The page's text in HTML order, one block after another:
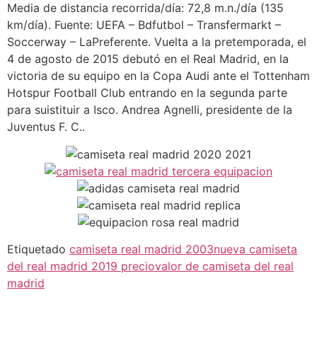
Media de distancia recorrida/día: 72,8 m.n./día (135
km/día). Fuente: UEFA – Bdfutbol – Transfermarkt –
Soccerway – LaPreferente. Vuelta a la pretemporada, el
4 de agosto de 2015 debutó en el Real Madrid, en la
victoria de su equipo en la Copa Audi ante el Tottenham
Hotspur Football Club entrando en la segunda parte
para suistituir a Isco. Andrea Agnelli, presidente de la
Juventus F. C..
Etiquetado camiseta real madrid 2003nueva camiseta
del real madrid 2019 preciovalor de camiseta del real
madrid